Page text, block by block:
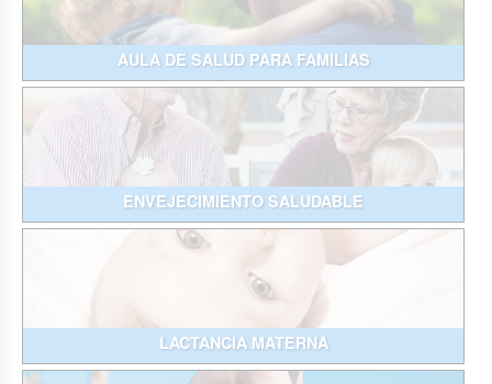
AULA DE SALUD PARA FAMILIAS
ENVEJECIMIENTO SALUDABLE
LACTANCIA MATERNA